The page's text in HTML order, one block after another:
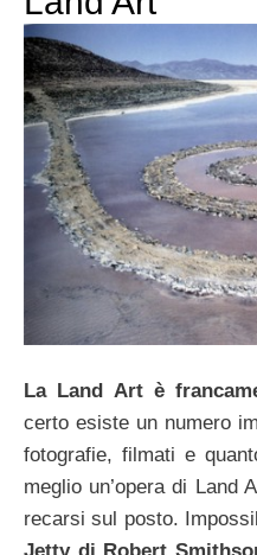
La Land Art è
certo esiste un numero
fotografie, filmati e
meglio un’opera di Land
recarsi sul posto.